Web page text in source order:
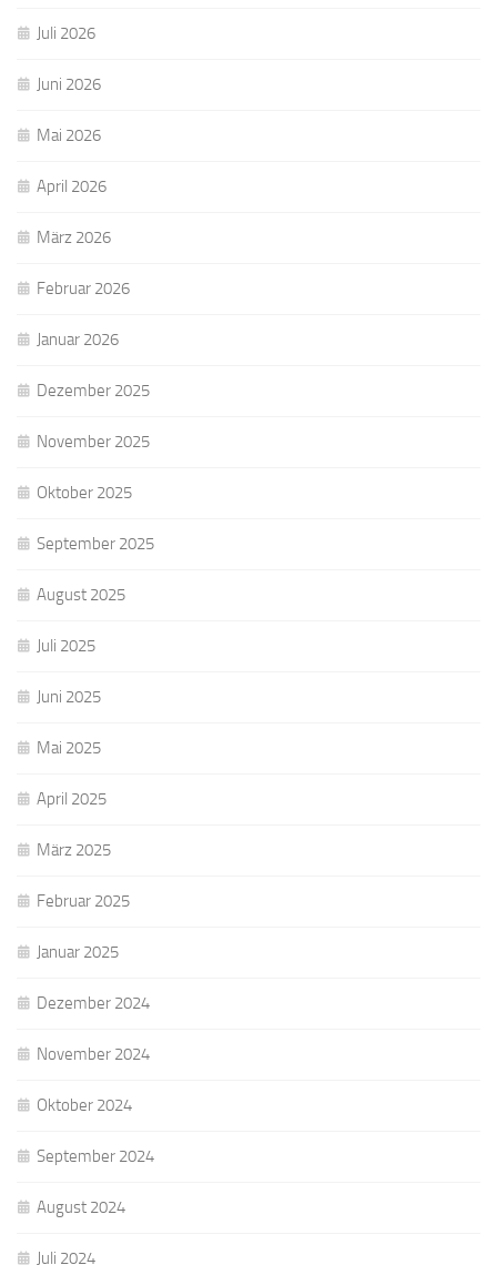
Juli 2026
Juni 2026
Mai 2026
April 2026
März 2026
Februar 2026
Januar 2026
Dezember 2025
November 2025
Oktober 2025
September 2025
August 2025
Juli 2025
Juni 2025
Mai 2025
April 2025
März 2025
Februar 2025
Januar 2025
Dezember 2024
November 2024
Oktober 2024
September 2024
August 2024
Juli 2024